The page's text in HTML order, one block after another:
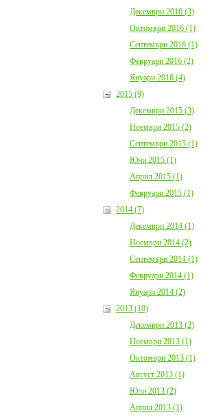
Декември 2016 (3)
Октомври 2016 (1)
Септември 2016 (1)
Февруари 2016 (2)
Януари 2016 (4)
2015 (9)
Декември 2015 (3)
Ноември 2015 (2)
Септември 2015 (1)
Юни 2015 (1)
Април 2015 (1)
Февруари 2015 (1)
2014 (7)
Декември 2014 (1)
Ноември 2014 (2)
Септември 2014 (1)
Февруари 2014 (1)
Януари 2014 (2)
2013 (10)
Декември 2013 (2)
Ноември 2013 (1)
Октомври 2013 (1)
Август 2013 (1)
Юли 2013 (2)
Април 2013 (1)